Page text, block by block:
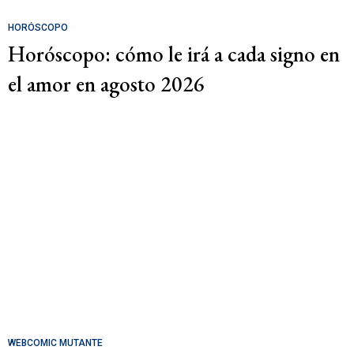
HORÓSCOPO
Horóscopo: cómo le irá a cada signo en
el amor en agosto 2026
WEBCOMIC MUTANTE